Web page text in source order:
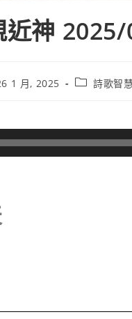
近神
1 月, 2025 詩歌智